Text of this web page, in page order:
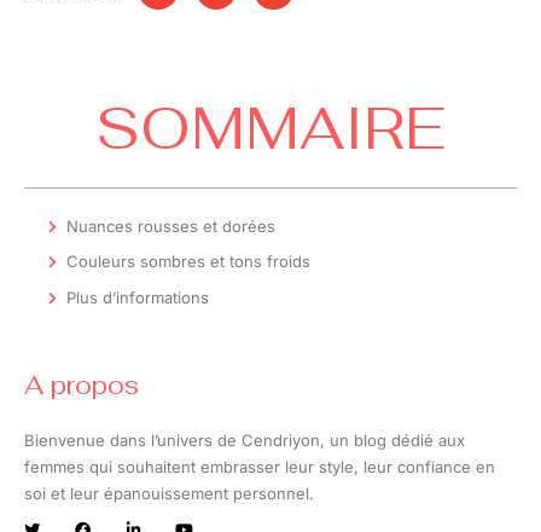
SOMMAIRE
Nuances rousses et dorées
Couleurs sombres et tons froids
Plus d’informations
A propos
Bienvenue dans l’univers de Cendriyon, un blog dédié aux
femmes qui souhaitent embrasser leur style, leur confiance en
soi et leur épanouissement personnel.